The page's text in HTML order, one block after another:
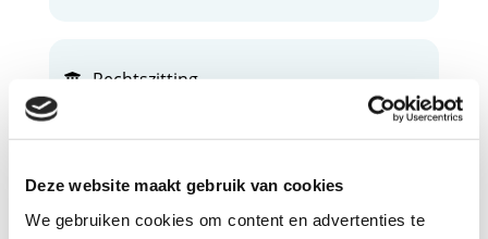
Deze website maakt gebruik van cookies
We gebruiken cookies om content en advertenties te
Rechtszitting
Verdachte